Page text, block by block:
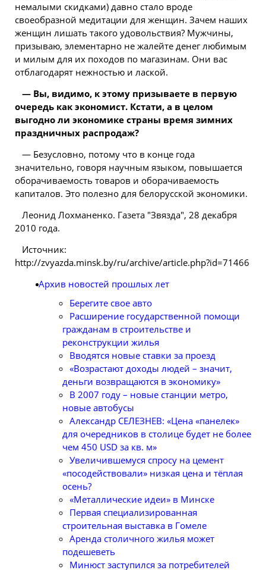
немалыми скидками) давно стало вроде
своеобразной медитации для женщин. Зачем наших
женщин лишать такого удовольствия? Мужчины,
призываю, элементарно не жалейте денег любимым
и милым для их походов по магазинам. Они вас
отблагодарят нежностью и лаской.
— Вы, видимо, к этому призываете в первую
очередь как экономист. Кстати, а в целом
выгодно ли экономике страны время зимних
праздничных распродаж?
— Безусловно, потому что в конце года
значительно, говоря научным языком, повышается
оборачиваемость товаров и оборачиваемость
капиталов. Это полезно для белорусской экономики.
Леонид Лохманенко. Газета "Звязда", 28 декабря
2010 года.
Источник:
http://zvyazda.minsk.by/ru/archive/article.php?id=71466
Архив новостей прошлых лет
Берегите свое авто
Расширение государственной помощи
гражданам в строительстве и
реконструкции жилья
Вводятся новые ставки за проезд
«Возрастают доходы людей – значит,
деньги возвращаются в экономику»
В 2007 году – новые станции метро,
новые автобусы
Александр СЕЛЕЗНЕВ: «Цена «панелек»
для очередников в столице будет не более
чем 450 USD за кв. м»
Увеличившемуся спросу на цемент
«посодействовали» низкая цена и тёплая
осень?
«Металлические идеи» в Минске
Первая специализированная
строительная выставка в Гомеле
Аренда столичного жилья может
подешеветь
Минюст заступился за потребителей